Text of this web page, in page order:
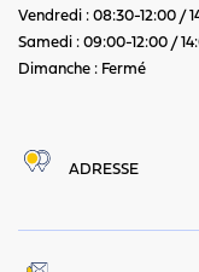
Vendredi : 08:30-12:00 /
Samedi : 09:00-12:00 /
Dimanche : Fermé
ADRESSE